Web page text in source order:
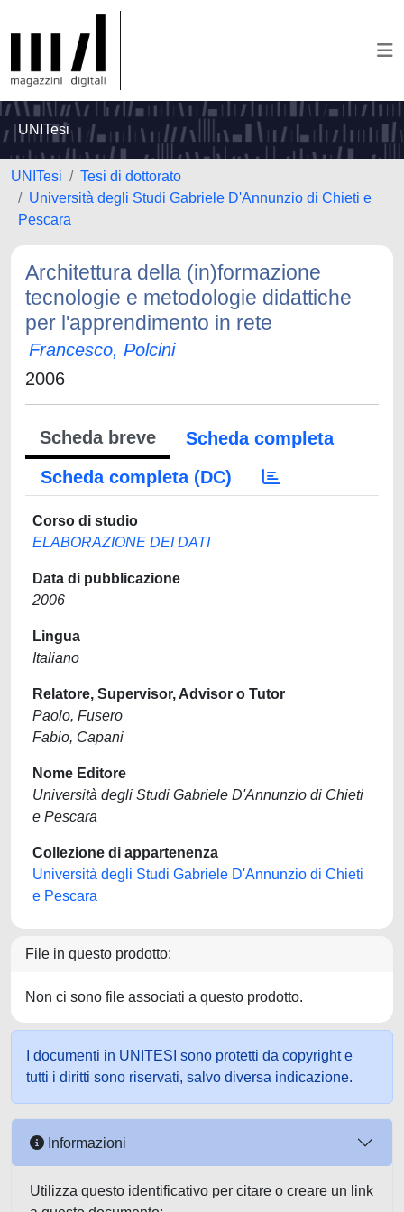
UNITesi
UNITesi
Tesi di dottorato
Università degli Studi Gabriele D'Annunzio di Chieti e
Pescara
Architettura della (in)formazione
tecnologie e metodologie didattiche
per l'apprendimento in rete
Francesco, Polcini
2006
Scheda breve
Scheda completa
Scheda completa (DC)
Corso di studio
ELABORAZIONE DEI DATI
Data di pubblicazione
2006
Lingua
Italiano
Relatore, Supervisor, Advisor o Tutor
Paolo, Fusero
Fabio, Capani
Nome Editore
Università degli Studi Gabriele D'Annunzio di Chieti
e Pescara
Collezione di appartenenza
Università degli Studi Gabriele D'Annunzio di Chieti
e Pescara
File in questo prodotto:
Non ci sono file associati a questo prodotto.
I documenti in UNITESI sono protetti da copyright e
tutti i diritti sono riservati, salvo diversa indicazione.
Informazioni
Utilizza questo identificativo per citare o creare un link